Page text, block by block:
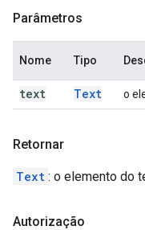
Parâmetros
Nome Tipo
text Text o
Retornar
Text : o elemento do
Autorização